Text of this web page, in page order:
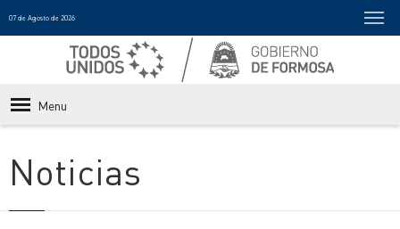
07 de Agosto de 2026
Menu
Noticias